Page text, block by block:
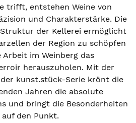
trifft, entstehen Weine von
und Charakterstärke. Die
der Kellerei ermöglicht
der Region zu schöpfen
im Weinberg das
herauszuholen. Mit der
kunst.stück-Serie krönt die
Jahren die absolute
und bringt die Besonderheiten
den Punkt.